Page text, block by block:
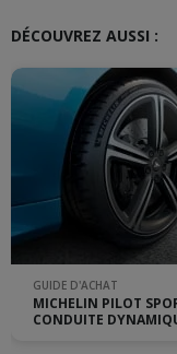
DÉCOUVREZ AUSSI :
GUIDE D'ACHAT
MICHELIN PILOT
CONDUITE